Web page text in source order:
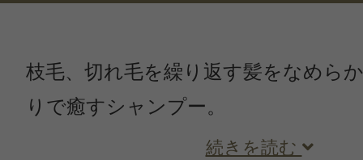
枝毛、切れ毛を繰り返す髪をなめら
りで癒すシャンプー。
続きを読む